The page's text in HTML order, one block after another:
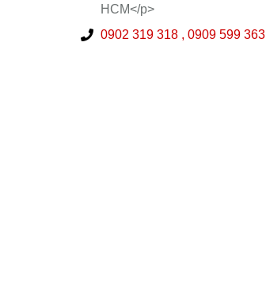
HCM</p>
0902 319 318 , 0909 599 363